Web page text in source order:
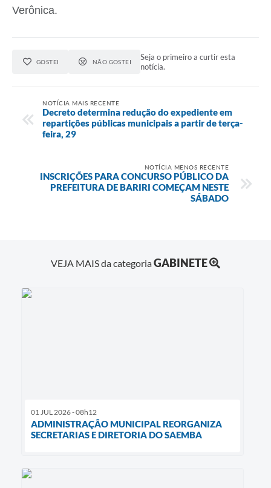
Verônica.
GOSTEI NÃO GOSTEI
Seja o primeiro a curtir esta
notícia.
NOTÍCIA MAIS RECENTE
Decreto determina redução do expediente em
repartições públicas municipais a partir de terça-
feira, 29
NOTÍCIA MENOS RECENTE
INSCRIÇÕES PARA CONCURSO PÚBLICO DA
PREFEITURA DE BARIRI COMEÇAM NESTE
SÁBADO
VEJA MAIS da categoriaGABINETE
01 JUL 2026 - 08h12
ADMINISTRAÇÃO MUNICIPAL REORGANIZA
SECRETARIAS E DIRETORIA DO SAEMBA